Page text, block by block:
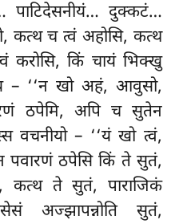
पाटिदेसनीयं… दुक्कटं…
कत्थ च त्वं अहोसि, कत्थ
करोसि, किं चायं भिक्खु
– ‘‘न खो अहं, आवुसो,
ठपेमि, अपि च सुतेन
वचनीयो – ‘‘यं खो त्वं,
पवारणं ठपेसिकिं ते सुतं,
ते सुतं, पाराजिकं
अज्झापन्नोति सुतं,